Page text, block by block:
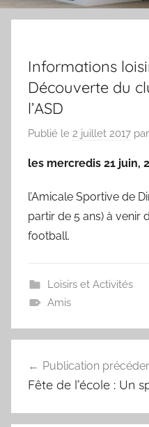
Informations
Découverte du
l’ASD
Publié le 2 juillet 2017 par
les mercredis 21 juin,
l’Amicale Sportive de
partir de 5 ans) à venir
football.
Loisirs et Activités
Amis
de
Publication
Fête de l’école : Un